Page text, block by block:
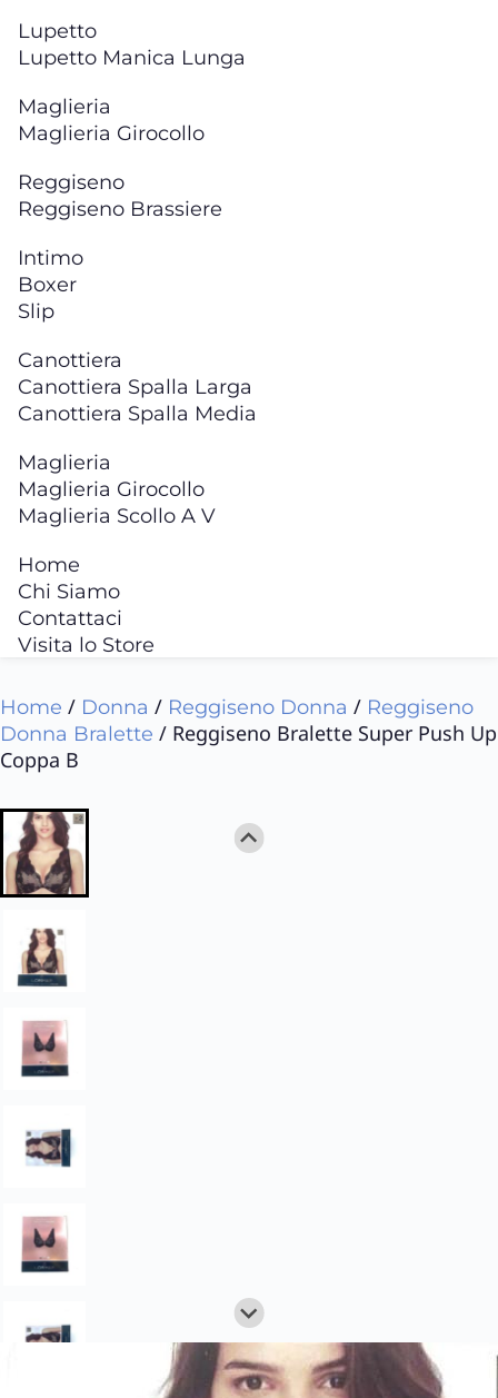
Lupetto
Lupetto Manica Lunga
Maglieria
Maglieria Girocollo
Reggiseno
Reggiseno Brassiere
Intimo
Boxer
Slip
Canottiera
Canottiera Spalla Larga
Canottiera Spalla Media
Maglieria
Maglieria Girocollo
Maglieria Scollo A V
Home
Chi Siamo
Contattaci
Visita lo Store
Home / Donna / Reggiseno Donna / Reggiseno
Donna Bralette / Reggiseno Bralette Super Push Up
Coppa B